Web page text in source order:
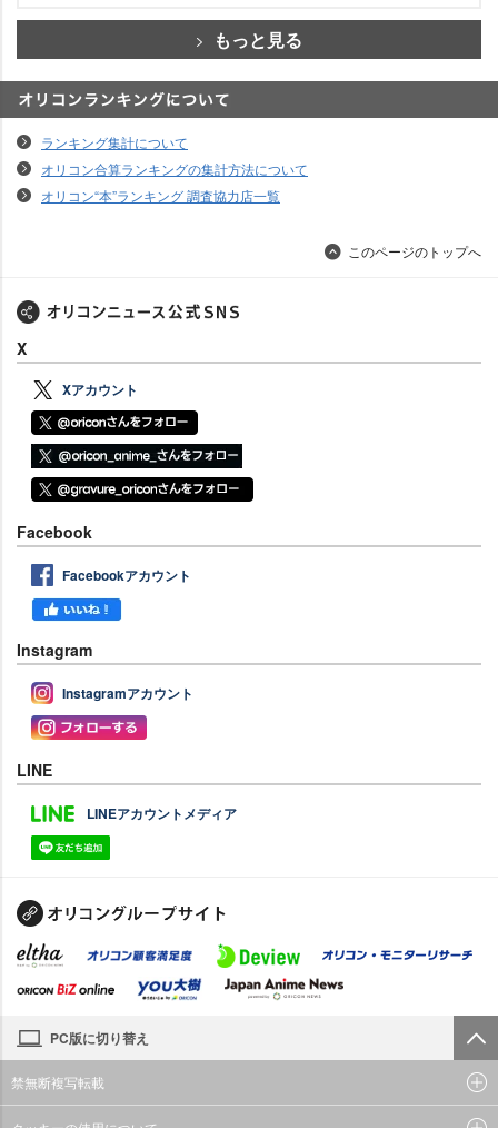
もっと見る
ランキング集計について
オリコン合算ランキングの集計方法について
オリコン“本”ランキング 調査協力店一覧
このページのトップへ
X
Xアカウント
Facebook
Facebookアカウント
Instagram
Instagramアカウント
LINE
LINEアカウントメディア
PC版に切り替え
禁無断複写転載